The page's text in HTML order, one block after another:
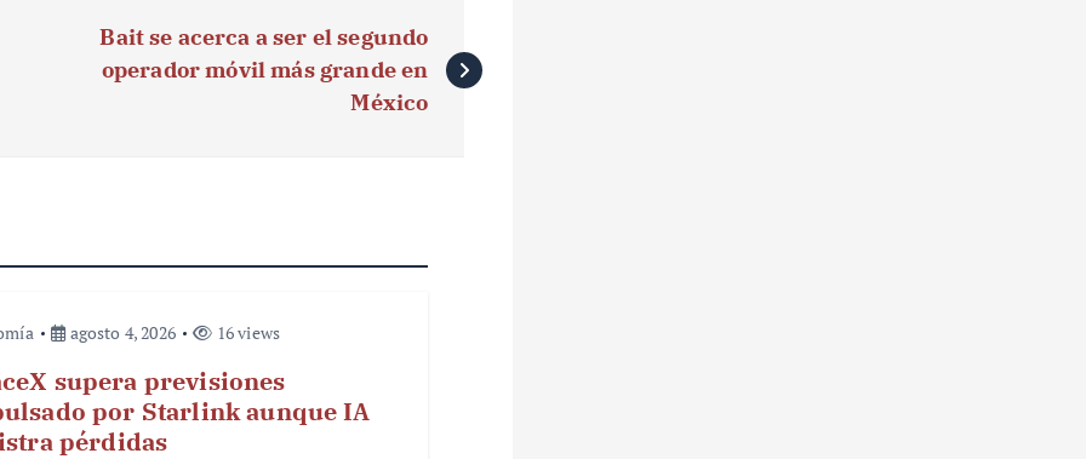
Bait se acerca a ser el segundo
operador móvil más grande en
México
agosto 4, 2026 16 views
supera previsiones
por Starlink aunque IA
pérdidas